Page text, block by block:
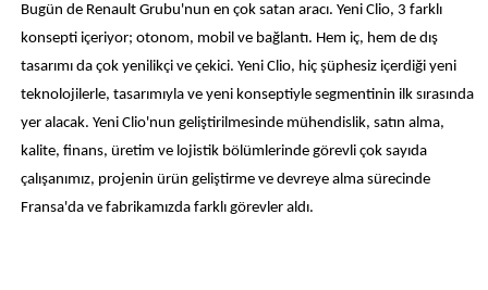
Bugün de Renault Grubu'nun en çok satan aracı. Yeni Clio, 3 farklı
konsepti içeriyor; otonom, mobil ve bağlantı. Hem iç, hem de dış
tasarımı da çok yenilikçi ve çekici. Yeni Clio, hiç şüphesiz içerdiği yeni
teknolojilerle, tasarımıyla ve yeni konseptiyle segmentinin ilk sırasında
yer alacak. Yeni Clio'nun geliştirilmesinde mühendislik, satın alma,
kalite, finans, üretim ve lojistik bölümlerinde görevli çok sayıda
çalışanımız, projenin ürün geliştirme ve devreye alma sürecinde
Fransa'da ve fabrikamızda farklı görevler aldı.